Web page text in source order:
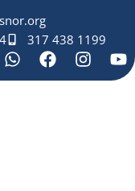
317 438 1199